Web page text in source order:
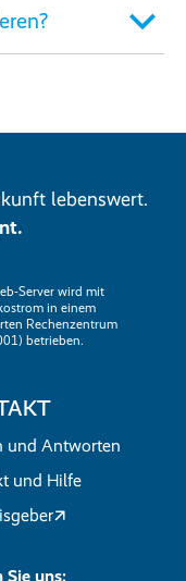
lebenswert.
Server wird mit
in einem
Rechenzentrum
betrieben.
und Antworten
und Hilfe
Sie uns: